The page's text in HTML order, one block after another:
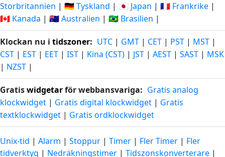
Storbritannien | 🇩🇪 Tyskland | 🇯🇵 Japan | 🇫🇷 Frankrike |
🇨🇦 Kanada | 🇦🇺 Australien | 🇧🇷 Brasilien |
Klockan nu i tidszoner: UTC | GMT | CET | PST | MST |
CST | EST | EET | IST | Kina (CST) | JST | AEST | SAST | MSK
| NZST |
Gratiswidgetarför webbansvariga: Gratis analog
klockwidget | Gratis digital klockwidget | Gratis
textklockwidget | Gratis ordklockwidget
Unix-tid | Alarm | Stoppur | Timer | Fler Timer | Fler
tidverktyg | Nedräkningstimer | Tidszonskonverterare |